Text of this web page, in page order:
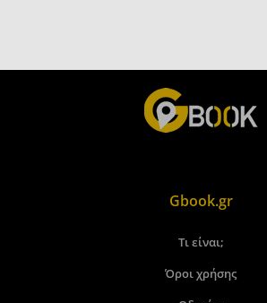
Gbook.gr
Τι είναι;
Όροι χρήσης